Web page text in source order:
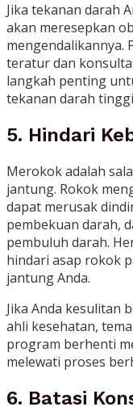
Jika tekanan darah
akan meresepkan
mengendalikannya.
teratur dan
langkah penting
tekanan darah
5. Hindari
Merokok adalah
jantung. Rokok
dapat merusak
pembekuan darah,
pembuluh darah.
hindari asap rokok
jantung Anda.
Jika Anda kesulitan
ahli kesehatan,
program berhenti
melewati proses
6. Batasi